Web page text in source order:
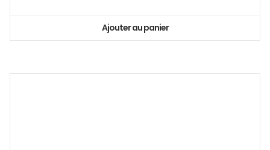
Ajouter au panier